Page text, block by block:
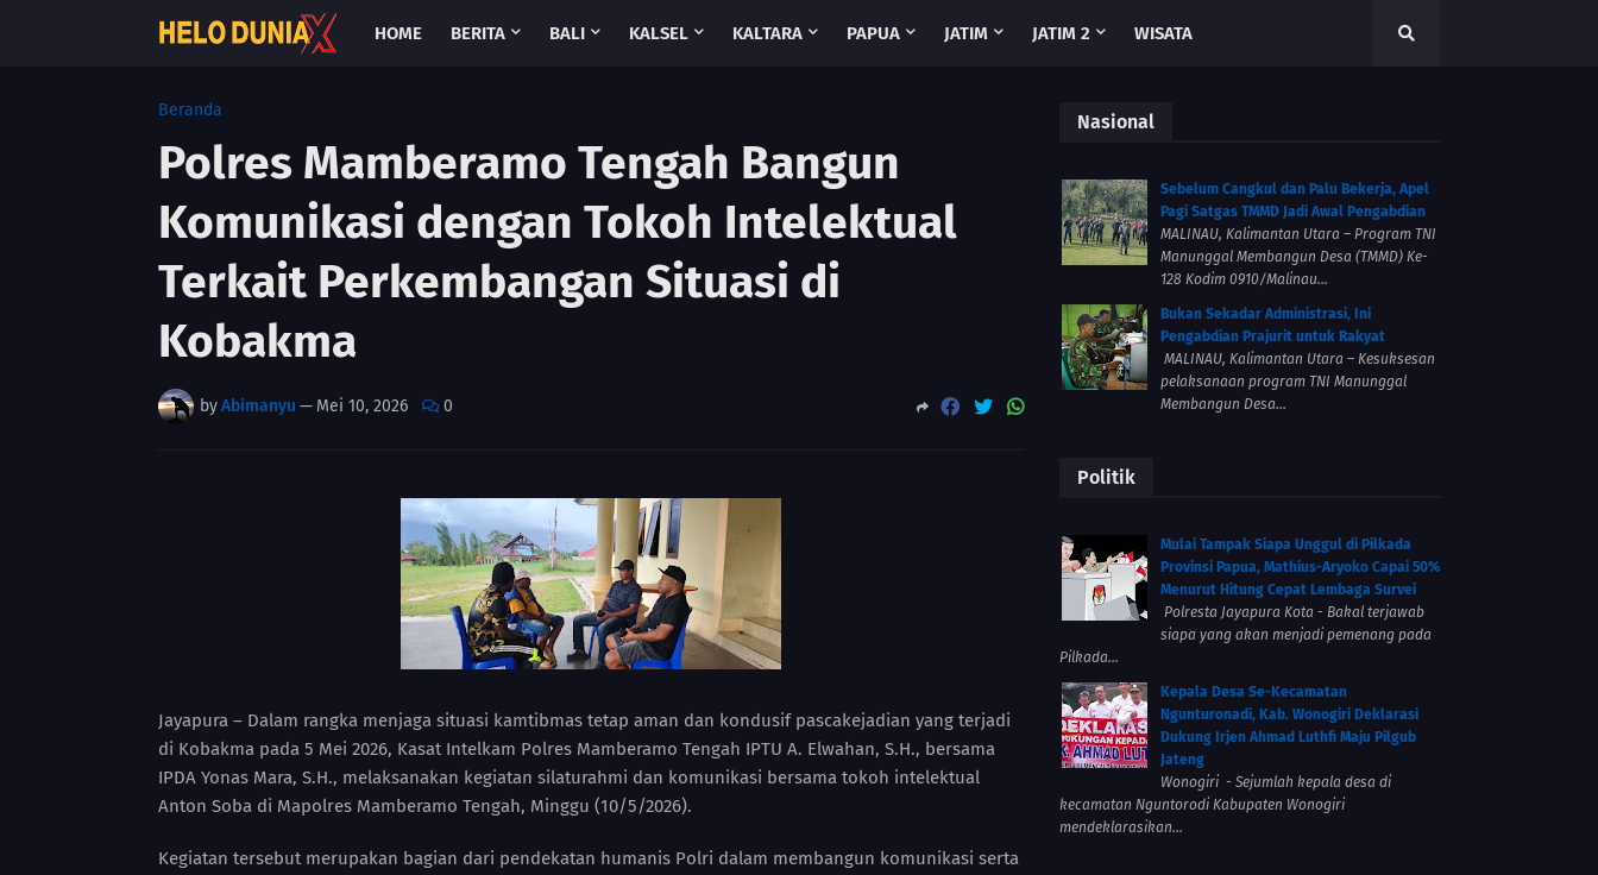
HOME BERITA BALI KALSEL KALTARA PAPUA JATIM JATIM 2 WISATA
Beranda
Polres Mamberamo Tengah Bangun
Komunikasi dengan Tokoh Intelektual
Terkait Perkembangan Situasi di
Kobakma
byAbimanyu — Mei 10, 2026 0
Jayapura – Dalam rangka menjaga situasi kamtibmas tetap aman dan kondusif pascakejadian yang terjadi
di Kobakma pada 5 Mei 2026, Kasat Intelkam Polres Mamberamo Tengah IPTU A. Elwahan, S.H., bersama
IPDA Yonas Mara, S.H., melaksanakan kegiatan silaturahmi dan komunikasi bersama tokoh intelektual
Anton Soba di Mapolres Mamberamo Tengah, Minggu (10/5/2026).
Kegiatan tersebut merupakan bagian dari pendekatan humanis Polri dalam membangun komunikasi serta
Nasional
Sebelum Cangkul dan Palu Bekerja, Apel
Pagi Satgas TMMD Jadi Awal Pengabdian
MALINAU, Kalimantan Utara – Program TNI
Manunggal Membangun Desa (TMMD) Ke-
128 Kodim 0910/Malinau...
Bukan Sekadar Administrasi, Ini
Pengabdian Prajurit untuk Rakyat
MALINAU, Kalimantan Utara – Kesuksesan
pelaksanaan program TNI Manunggal
Membangun Desa...
Politik
Mulai Tampak Siapa Unggul di Pilkada
Provinsi Papua, Mathius-Aryoko Capai 50%
Menurut Hitung Cepat Lembaga Survei
Polresta Jayapura Kota - Bakal terjawab
siapa yang akan menjadi pemenang pada
Pilkada...
Kepala Desa Se-Kecamatan
Ngunturonadi, Kab. Wonogiri Deklarasi
Dukung Irjen Ahmad Luthfi Maju Pilgub
Jateng
Wonogiri - Sejumlah kepala desa di
kecamatan Nguntorodi Kabupaten Wonogiri
mendeklarasikan...